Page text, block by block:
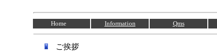
Home Information Qms
ご挨拶